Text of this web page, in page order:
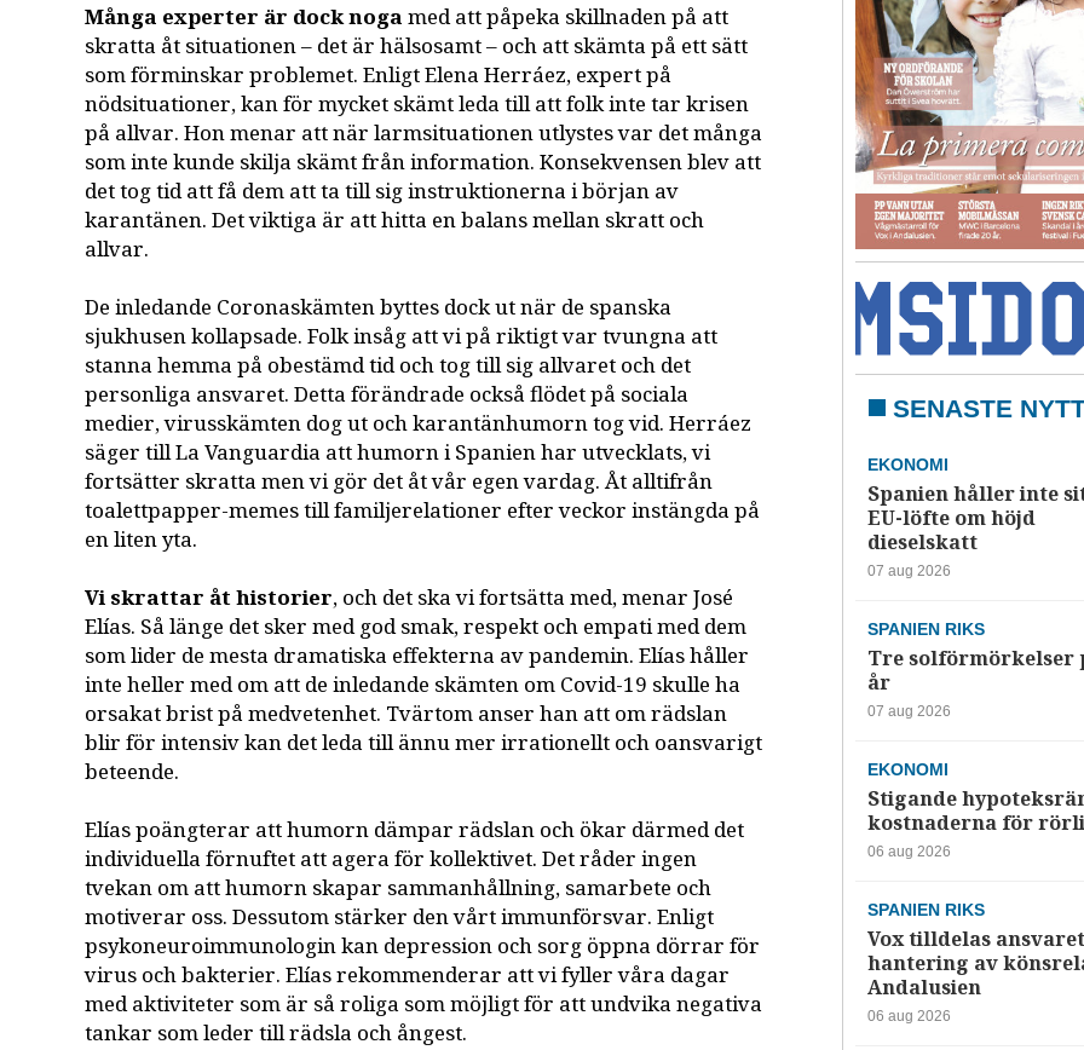
Många experter är dock noga med att påpeka skillnaden på att
skratta åt situationen – det är hälsosamt – och att skämta på ett sätt
som förminskar problemet. Enligt Elena Herráez, expert på
nödsituationer, kan för mycket skämt leda till att folk inte tar krisen
på allvar. Hon menar att när larmsituationen utlystes var det många
som inte kunde skilja skämt från information. Konsekvensen blev att
det tog tid att få dem att ta till sig instruktionerna i början av
karantänen. Det viktiga är att hitta en balans mellan skratt och
allvar.
De inledande Coronaskämten byttes dock ut när de spanska
sjukhusen kollapsade. Folk insåg att vi på riktigt var tvungna att
stanna hemma på obestämd tid och tog till sig allvaret och det
personliga ansvaret. Detta förändrade också flödet på sociala
medier, virusskämten dog ut och karantänhumorn tog vid. Herráez
säger till La Vanguardia att humorn i Spanien har utvecklats, vi
fortsätter skratta men vi gör det åt vår egen vardag. Åt alltifrån
toalettpapper-memes till familjerelationer efter veckor instängda på
en liten yta.
Vi skrattar åt historier, och det ska vi fortsätta med, menar José
Elías. Så länge det sker med god smak, respekt och empati med dem
som lider de mesta dramatiska effekterna av pandemin. Elías håller
inte heller med om att de inledande skämten om Covid-19 skulle ha
orsakat brist på medvetenhet. Tvärtom anser han att om rädslan
blir för intensiv kan det leda till ännu mer irrationellt och oansvarigt
beteende.
Elías poängterar att humorn dämpar rädslan och ökar därmed det
individuella förnuftet att agera för kollektivet. Det råder ingen
tvekan om att humorn skapar sammanhållning, samarbete och
motiverar oss. Dessutom stärker den vårt immunförsvar. Enligt
psykoneuroimmunologin kan depression och sorg öppna dörrar för
virus och bakterier. Elías rekommenderar att vi fyller våra dagar
med aktiviteter som är så roliga som möjligt för att undvika negativa
tankar som leder till rädsla och ångest.
SENASTE
EKONOMI
Spanien håller inte
EU-löfte om höjd
dieselskatt
07 aug 2026
SPANIEN RIKS
Tre solförmörkelser
år
07 aug 2026
EKONOMI
Stigande
kostnaderna för
06 aug 2026
SPANIEN RIKS
Vox tilldelas
hantering av
Andalusien
06 aug 2026